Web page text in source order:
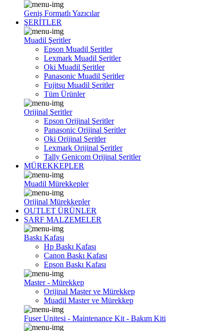
Geniş Formatlı Yazıcılar
ŞERİTLER
Muadil Şeritler
Epson Muadil Şeritler
Lexmark Muadil Şeritler
Oki Muadil Şeritler
Panasonic Muadil Şeritler
Fujitsu Muadil Şeritler
Tüm Ürünler
Orijinal Şeritler
Epson Orijinal Şeritler
Panasonic Orijinal Şeritler
Oki Orijinal Şeritler
Lexmark Orijinal Şeritler
Tally Genicom Orijinal Şeritler
MÜREKKEPLER
Muadil Mürekkepler
Orijinal Mürekkepler
OUTLET ÜRÜNLER
SARF MALZEMELER
Baskı Kafası
Hp Baskı Kafası
Canon Baskı Kafası
Epson Baskı Kafası
Master - Mürekkep
Orijinal Master ve Mürekkep
Muadil Master ve Mürekkep
Fuser Unitesi - Maintenance Kit - Bakım Kiti